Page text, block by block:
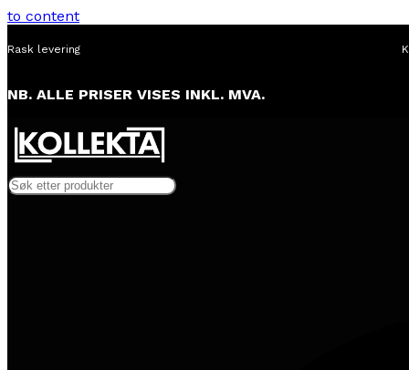
to content
Rask levering
NB. ALLE PRISER VISES INKL. MVA.